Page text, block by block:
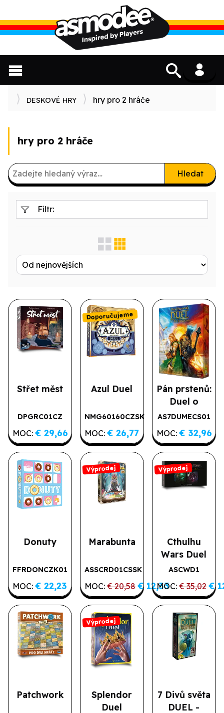
DESKOVÉ HRY hry pro 2 hráče
hry pro 2 hráče
Hledat
Filtr:
Zobrazit jen...
Výrobce
Licence
Střet měst
DPGRC01CZ
MOC: € 29,66
Azul Duel
Doporučujeme
NMG60160CZSK
Doporučujeme
MOC:€ 26,77
Pán prstenů:
Duel o
Středozem
AS7DUMECS01
MOC: € 32,96
Donuty
FFRDONCZK01
MOC:€ 22,23
Marabunta
Výprodej
ASSCRD01CSSK
Výprodej
MOC: € 20,58 € 12,33
Cthulhu
Wars Duel
Výprodej
ASCWD1
Výprodej
MOC: € 35,02 €
Patchwork
Splendor
Duel
Výprodej
7 Divů světa
DUEL -